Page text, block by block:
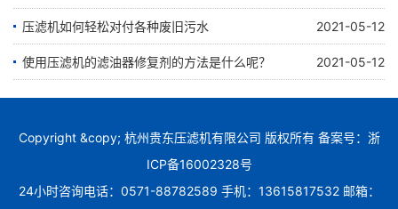
压滤机如何轻松对付各种废旧污水 2021-05-12
使用压滤机的滤油器修复剂的方法是什么呢？ 2021-05-12
Copyright &copy; 杭州贵东压滤机有限公司 版权所有 备案号： 浙
ICP备16002328号
24小时咨询电话：0571-88782589 手机：13615817532 邮箱：